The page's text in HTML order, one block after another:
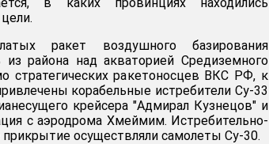
ракет воздушного базирования
из района над акваторией Средиземного
стратегических ракетоносцев ВКС РФ, к
корабельные истребители Су-33
крейсера "Адмирал Кузнецов" и
с аэродрома Хмеймим. Истребительно-
осуществляли самолеты Су-30.